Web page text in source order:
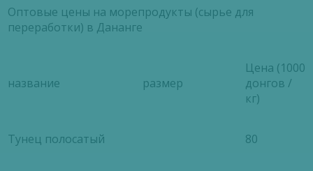
Оптовые цены на морепродукты (сырье для
переработки) в Дананге
название размер
Цена (1000
донгов /
кг)
Тунец полосатый 80